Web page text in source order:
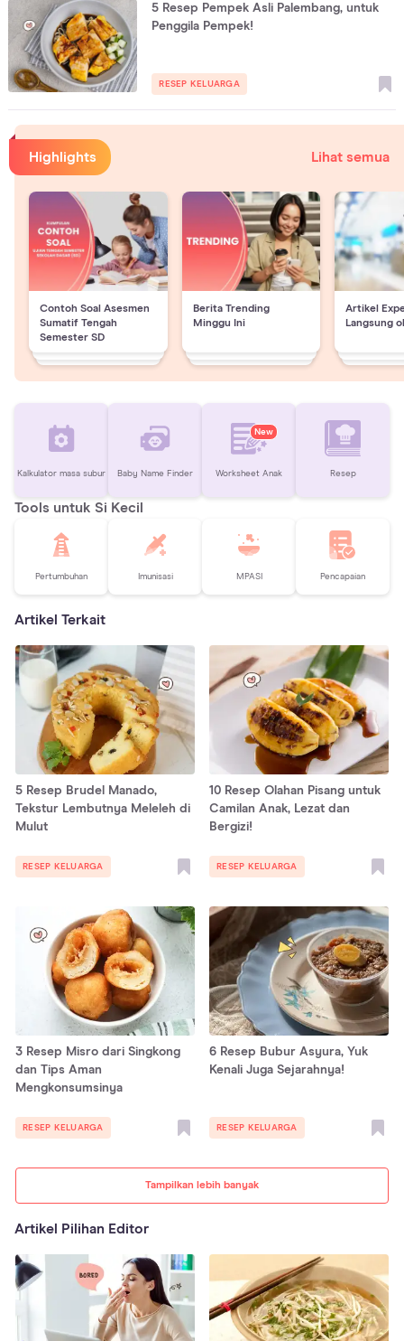
5 Resep Pempek Asli Palembang, untuk
Penggila Pempek!
RESEP KELUARGA
Highlights Lihat semua
Contoh Soal Asesmen
Sumatif Tengah
Semester SD
Berita Trending
Minggu Ini
Artikel
Langsung
Kalkulator masa subur Baby Name Finder
New
Worksheet Anak Resep
Tools untuk Si Kecil
Pertumbuhan Imunisasi MPASI Pencapaian
Artikel Terkait
Tampilkan lebih banyak
5 Resep Brudel Manado,
Tekstur Lembutnya Meleleh di
Mulut
RESEP KELUARGA
10 Resep Olahan Pisang untuk
Camilan Anak, Lezat dan
Bergizi!
RESEP KELUARGA
3 Resep Misro dari Singkong
dan Tips Aman
Mengkonsumsinya
RESEP KELUARGA
6 Resep Bubur Asyura, Yuk
Kenali Juga Sejarahnya!
RESEP KELUARGA
Artikel Pilihan Editor